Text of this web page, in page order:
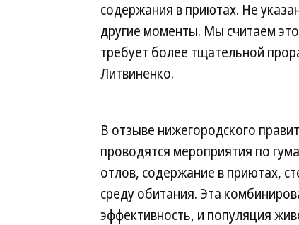
содержания в приютах. Не
другие моменты. Мы считаем
требует более тщательной
Литвиненко.
В отзыве нижегородского
проводятся мероприятия по
отлов, содержание в приютах,
среду обитания. Эта
эффективность, и популяция